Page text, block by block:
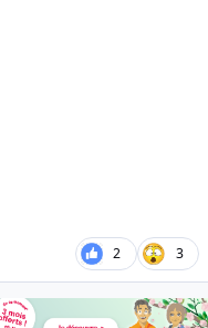
2 3